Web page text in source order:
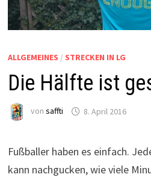
ALLGEMEINES / STRECKEN IN LG
Die Hälfte ist
von saffti 8. April 2016
Fußballer haben es einfach.
kann nachgucken, wie viele